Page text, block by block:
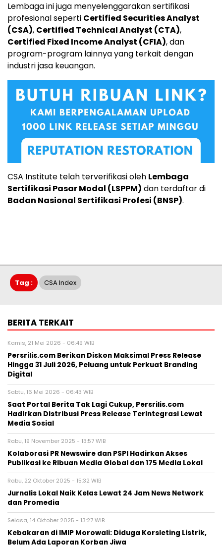
Lembaga ini juga menyelenggarakan sertifikasi
profesional seperti Certified Securities Analyst
(CSA), Certified Technical Analyst (CTA),
Certified Fixed Income Analyst (CFIA), dan
program-program lainnya yang terkait dengan
industri jasa keuangan.
CSA Institute telah terverifikasi oleh Lembaga
Sertifikasi Pasar Modal (LSPPM) dan terdaftar di
Badan Nasional Sertifikasi Profesi (BNSP).
Tag : CSA Index
BERITA TERKAIT
Kamis, 21 Mei 2026 - 06:49 WIB
Persrilis.com Berikan Diskon Maksimal Press Release
Hingga 31 Juli 2026, Peluang untuk Perkuat Branding
Digital
Sabtu, 16 Mei 2026 - 06:43 WIB
Saat Portal Berita Tak Lagi Cukup, Persrilis.com
Hadirkan Distribusi Press Release Terintegrasi Lewat
Media Sosial
Rabu, 19 November 2025 - 13:57 WIB
Kolaborasi PR Newswire dan PSPI Hadirkan Akses
Publikasi ke Ribuan Media Global dan 175 Media Lokal
Rabu, 22 Oktober 2025 - 15:32 WIB
Jurnalis Lokal Naik Kelas Lewat 24 Jam News Network
dan Promedia
Selasa, 14 Oktober 2025 - 13:27 WIB
Kebakaran di IMIP Morowali: Diduga Korsleting Listrik,
Belum Ada Laporan Korban Jiwa